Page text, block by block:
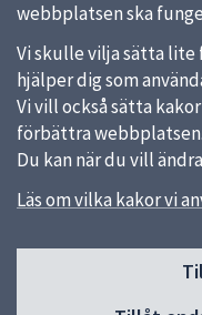
webbplatsen ska
Vi skulle vilja sätta
hjälper dig som
Vi vill också sätta
förbättra webbplatsen.
Du kan när du vill
Läs om vilka kakor vi